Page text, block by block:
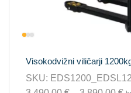
Visokodvižni viličarji
SKU: